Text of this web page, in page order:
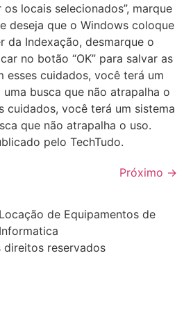
os locais selecionados”, marque
deseja que o Windows coloque
da Indexação, desmarque o
no botão “OK” para salvar as
esses cuidados, você terá um
busca que não atrapalha o
cuidados, você terá um sistema
que não atrapalha o uso.
pelo TechTudo.
Próximo →
de Equipamentos de
Informatica
direitos reservados